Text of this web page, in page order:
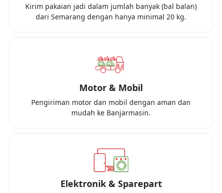
Kirim pakaian jadi dalam jumlah banyak (bal balan)
dari Semarang dengan hanya minimal 20 kg.
Motor & Mobil
Pengiriman motor dan mobil dengan aman dan
mudah ke Banjarmasin.
Elektronik & Sparepart